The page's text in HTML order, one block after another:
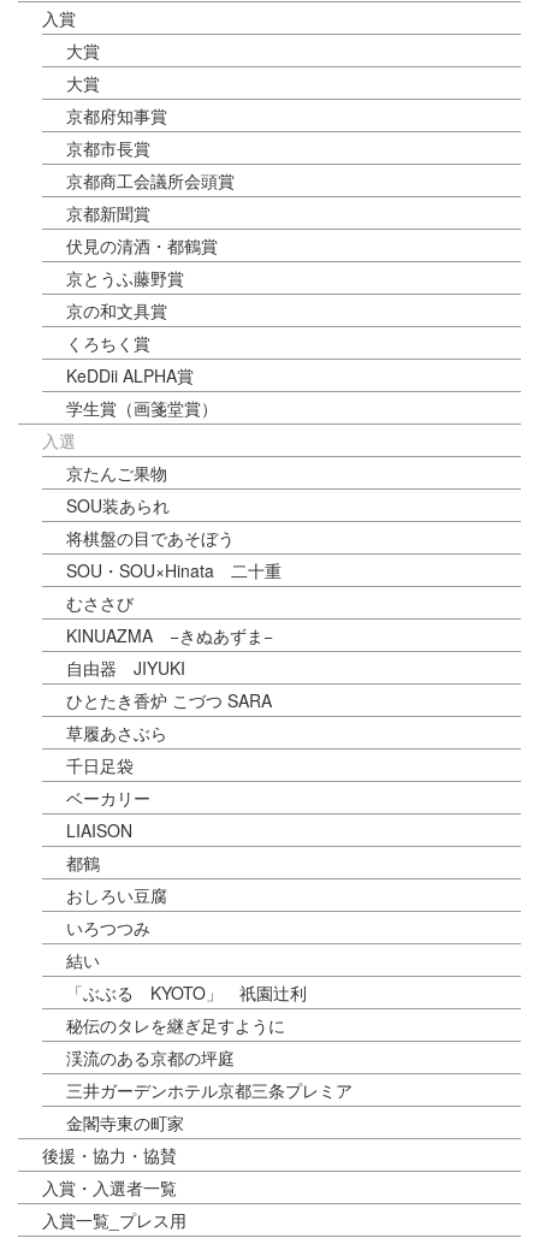
入賞
大賞
大賞
京都府知事賞
京都市長賞
京都商工会議所会頭賞
京都新聞賞
伏見の清酒・都鶴賞
京とうふ藤野賞
京の和文具賞
くろちく賞
KeDDii ALPHA賞
学生賞（画箋堂賞）
入選
京たんご果物
SOU装あられ
将棋盤の目であそぼう
SOU・SOU×Hinata 二十重
むささび
KINUAZMA −きぬあずま−
自由器 JIYUKI
ひとたき香炉 こづつ SARA
草履あさぶら
千日足袋
ベーカリー
LIAISON
都鶴
おしろい豆腐
いろつつみ
結い
「ぶぶる KYOTO」 祇園辻利
秘伝のタレを継ぎ足すように
渓流のある京都の坪庭
三井ガーデンホテル京都三条プレミア
金閣寺東の町家
後援・協力・協賛
入賞・入選者一覧
入賞一覧_プレス用